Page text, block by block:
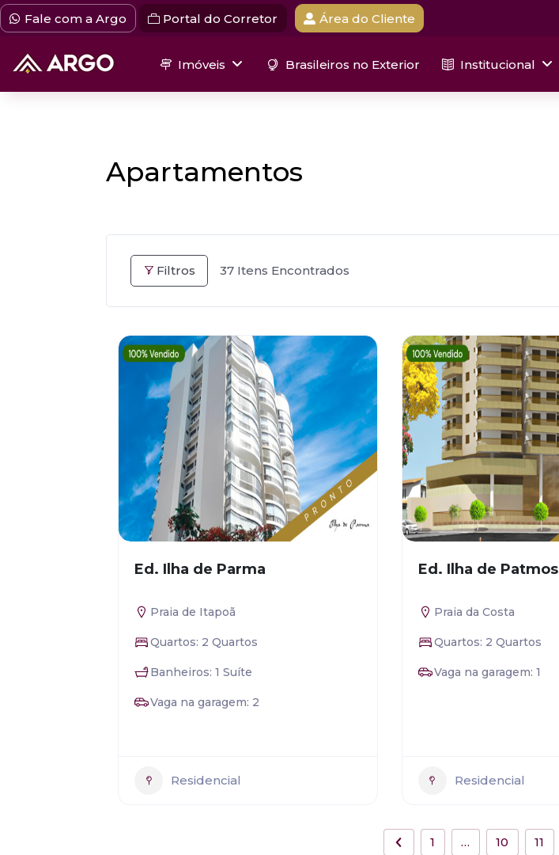
Fale com a Argo Portal do Corretor Área do Cliente
Imóveis Brasileiros no Exterior Institucional
Apartamentos
Filtros 37 Itens Encontrados
Ed. Ilha de Parma
Praia de Itapoã
Quartos: 2 Quartos
Banheiros: 1 Suíte
Vaga na garagem: 2
Residencial
Ed. Ilha de Patmos
Praia da Costa
Quartos: 2 Quartos
Vaga na garagem: 1
Residencial
1 … 10 11